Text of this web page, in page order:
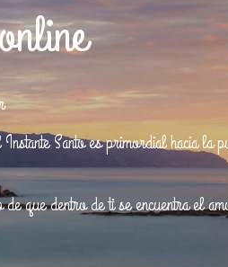
Santo es primordial hacia la
que dentro de ti se encuentra el